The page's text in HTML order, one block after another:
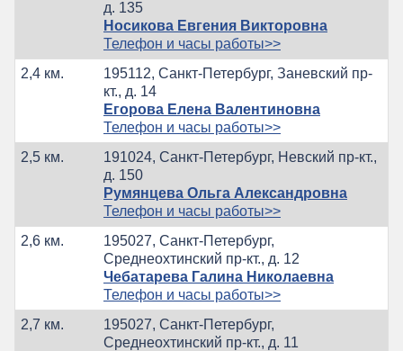
д. 135
Носикова Евгения Викторовна
Телефон и часы работы>>
2,4 км.
195112, Санкт-Петербург, Заневский пр-
кт., д. 14
Егорова Елена Валентиновна
Телефон и часы работы>>
2,5 км.
191024, Санкт-Петербург, Невский пр-кт.,
д. 150
Румянцева Ольга Александровна
Телефон и часы работы>>
2,6 км.
195027, Санкт-Петербург,
Среднеохтинский пр-кт., д. 12
Чебатарева Галина Николаевна
Телефон и часы работы>>
2,7 км.
195027, Санкт-Петербург,
Среднеохтинский пр-кт., д. 11